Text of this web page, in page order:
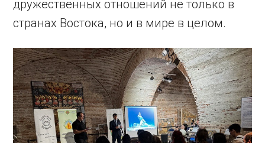
дружественных отношений не только в
странах Востока, но и в мире в целом.